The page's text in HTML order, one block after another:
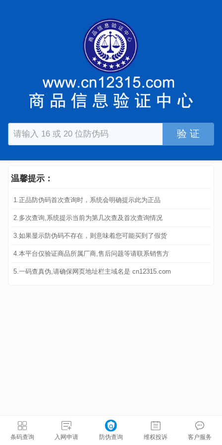
验 证
温馨提示：
1.正品防伪码首次查询时，系统会明确提示此为正品
2.多次查询,系统提示当前为第几次查及首次查询情况
3.如果显示防伪码不存在，则意味着您可能买到了假货
4.本平台仅验证商品所属厂商,售后问题等请联系销售方
5.一码查真伪,请确保网页地址栏主域名是 cn12315.com
条码查询 入网申请 防伪查询 维权投诉 客户服务